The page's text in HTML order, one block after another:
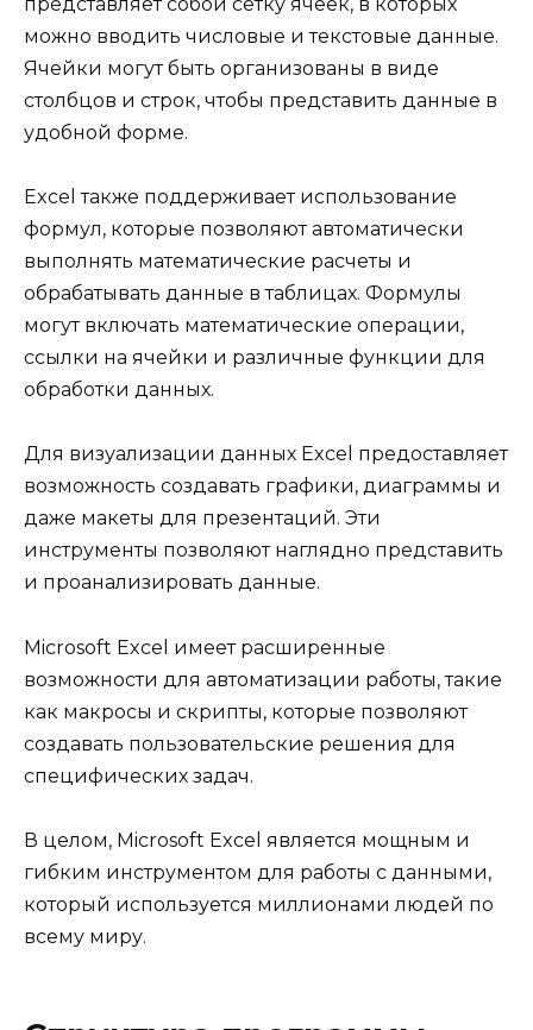
можно вводить числовые и текстовые данные.
Ячейки могут быть организованы в виде
столбцов и строк, чтобы представить данные в
удобной форме.
Excel также поддерживает использование
формул, которые позволяют автоматически
выполнять математические расчеты и
обрабатывать данные в таблицах. Формулы
могут включать математические операции,
ссылки на ячейки и различные функции для
обработки данных.
Для визуализации данных Excel предоставляет
возможность создавать графики, диаграммы и
даже макеты для презентаций. Эти
инструменты позволяют наглядно представить
и проанализировать данные.
Microsoft Excel имеет расширенные
возможности для автоматизации работы, такие
как макросы и скрипты, которые позволяют
создавать пользовательские решения для
специфических задач.
В целом, Microsoft Excel является мощным и
гибким инструментом для работы с данными,
который используется миллионами людей по
всему миру.